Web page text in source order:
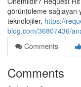
görüntüleme sağlayan
teknolojiler, https://
blog.com/36807436/
Comments
Comments